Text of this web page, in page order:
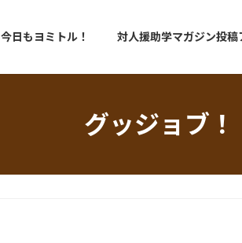
今日もヨミトル！ 対人援助学マガジン投稿
グッジョブ！